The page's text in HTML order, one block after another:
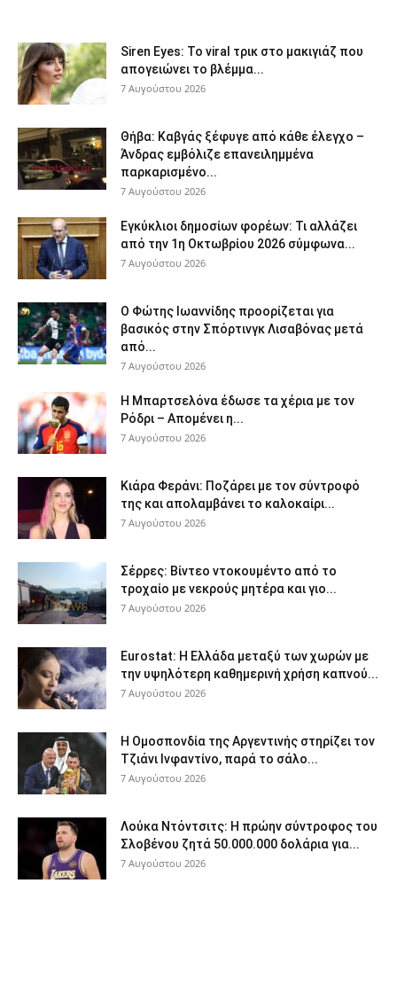
Siren Eyes: Το viral τρικ στο μακιγιάζ που
απογειώνει το βλέμμα...
7 Αυγούστου 2026
Θήβα: Καβγάς ξέφυγε από κάθε έλεγχο –
Άνδρας εμβόλιζε επανειλημμένα
παρκαρισμένο...
7 Αυγούστου 2026
Εγκύκλιοι δημοσίων φορέων: Τι αλλάζει
από την 1η Οκτωβρίου 2026 σύμφωνα...
7 Αυγούστου 2026
Ο Φώτης Ιωαννίδης προορίζεται για
βασικός στην Σπόρτινγκ Λισαβόνας μετά
από...
7 Αυγούστου 2026
Η Μπαρτσελόνα έδωσε τα χέρια με τον
Ρόδρι – Απομένει η...
7 Αυγούστου 2026
Κιάρα Φεράνι: Ποζάρει με τον σύντροφό
της και απολαμβάνει το καλοκαίρι...
7 Αυγούστου 2026
Σέρρες: Βίντεο ντοκουμέντο από το
τροχαίο με νεκρούς μητέρα και γιο...
7 Αυγούστου 2026
Eurostat: Η Ελλάδα μεταξύ των χωρών με
την υψηλότερη καθημερινή χρήση καπνού...
7 Αυγούστου 2026
Η Ομοσπονδία της Αργεντινής στηρίζει τον
Τζιάνι Ινφαντίνο, παρά το σάλο...
7 Αυγούστου 2026
Λούκα Ντόντσιτς: Η πρώην σύντροφος του
Σλοβένου ζητά 50.000.000 δολάρια για...
7 Αυγούστου 2026